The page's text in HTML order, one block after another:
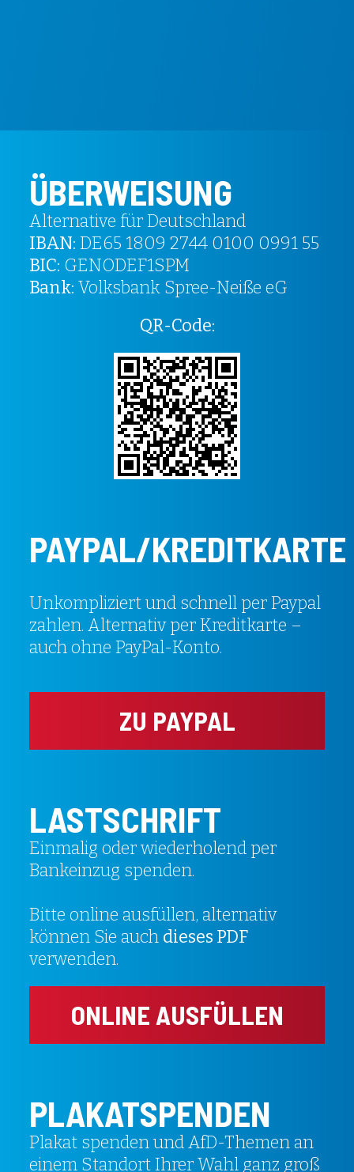
ÜBERWEISUNG
Alternative für Deutschland
IBAN: DE65 1809 2744 0100 0991 55
BIC: GENODEF1SPM
Bank: Volksbank Spree-Neiße eG
QR-Code:
PAYPAL/KREDITKARTE
Unkompliziert und schnell per Paypal
zahlen. Alternativ per Kreditkarte –
auch ohne PayPal-Konto.
ZU PAYPAL
LASTSCHRIFT
Einmalig oder wiederholend per
Bankeinzug spenden.
Bitte online ausfüllen, alternativ
können Sie auch dieses PDF
verwenden.
ONLINE AUSFÜLLEN
PLAKATSPENDEN
Plakat spenden und AfD-Themen an
einem Standort Ihrer Wahl ganz groß